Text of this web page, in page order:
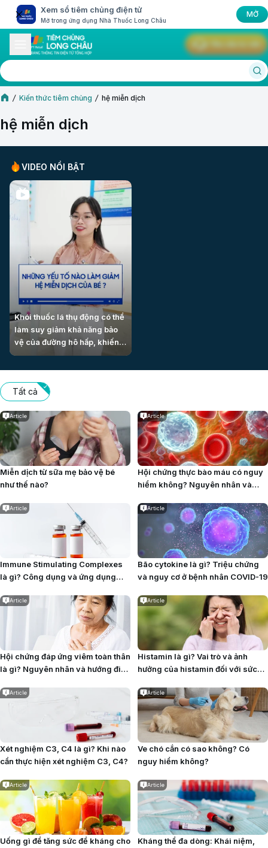
Xem sổ tiêm chủng điện tử
Mở trong ứng dụng Nhà Thuốc Long Châu
MỞ
Kiến thức tiêm chủng hệ miễn dịch
hệ miễn dịch
Tất cả
Article
Miễn dịch từ sữa mẹ bảo vệ bé
như thế nào?
Article
Hội chứng thực bào máu có nguy
hiểm không? Nguyên nhân và
Article
Immune Stimulating Complexes
là gì? Công dụng và ứng dụng
Article
Bão cytokine là gì? Triệu chứng
và nguy cơ ở bệnh nhân COVID-19
Article
Hội chứng đáp ứng viêm toàn thân
là gì? Nguyên nhân và hướng điều
Article
Histamin là gì? Vai trò và ảnh
hưởng của histamin đối với sức
Article
Xét nghiệm C3, C4 là gì? Khi nào
cần thực hiện xét nghiệm C3, C4?
Article
Ve chó cắn có sao không? Có
nguy hiểm không?
Article
Uống gì để tăng sức đề kháng cho
Article
Kháng thể đa dòng: Khái niệm,
VIDEO NỔI BẬT
Khói thuốc lá thụ động có thể
làm suy giảm khả năng bảo
vệ của đường hô hấp, khiến
trẻ dễ mắc các bệnh như hen
vệ trẻ không chỉ bằng dinh
dưỡng và tiêm chủng, mà
không khói thuốc.